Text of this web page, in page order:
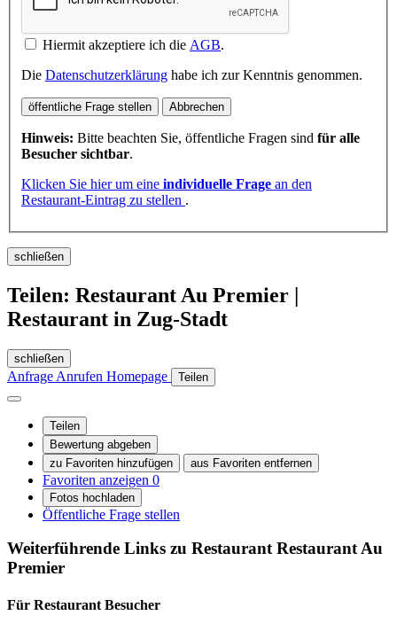
Hiermit akzeptiere ich die AGB.
Die Datenschutzerklärung habe ich zur Kenntnis genommen.
öffentliche Frage stellen Abbrechen
Hinweis: Bitte beachten Sie, öffentliche Fragen sind für alle
Besucher sichtbar.
Klicken Sie hier um eine individuelle Frage an den
Restaurant-Eintrag zu stellen .
schließen
Teilen: Restaurant Au Premier |
Restaurant in Zug-Stadt
schließen
Anfrage Anrufen Homepage Teilen
Teilen
Bewertung abgeben
zu Favoriten hinzufügen
aus Favoriten entfernen
Favoriten anzeigen 0
Fotos hochladen
Öffentliche Frage stellen
Weiterführende Links zu RestaurantRestaurant Au
Premier
Für Restaurant Besucher